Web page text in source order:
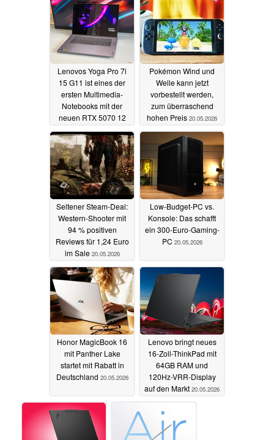
Lenovos Yoga Pro 7i
15 G11 ist eines der
ersten Multimedia-
Notebooks mit der
neuen RTX 5070 12
20.05.2026
Pokémon Wind und
Welle kann jetzt
vorbestellt werden,
zum überraschend
hohen Preis 20.05.2026
Seltener Steam-Deal:
Western-Shooter mit
94 % positiven
Reviews für 1,24 Euro
im Sale 20.05.2026
Low-Budget-PC vs.
Konsole: Das schafft
ein 300-Euro-Gaming-
PC 20.05.2026
Honor MagicBook 16
mit Panther Lake
startet mit Rabatt in
Deutschland 20.05.2026
Lenovo bringt neues
16-Zoll-ThinkPad mit
64GB RAM und
120Hz-VRR-Display
auf den Markt 20.05.2026